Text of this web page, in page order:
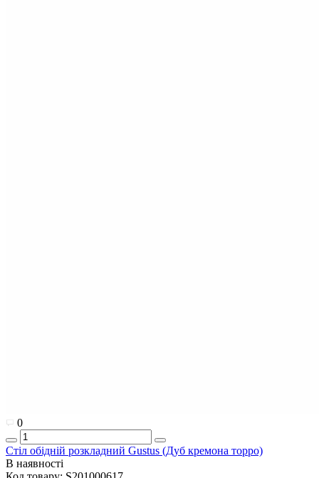
0
Стіл обідній розкладний Gustus (Дуб кремона торро)
В наявності